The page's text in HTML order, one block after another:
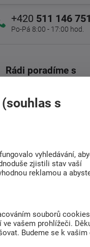
+420 511 146 751
Po-Pá 8:00 - 17:00 hod.
Rádi poradíme s
Najděte vhodnou matraci
život
částí
s
vyhledávání,
zjistili stav vaší
reklamou a
souborů
vašem prohlížeči.
Budeme se k vašim